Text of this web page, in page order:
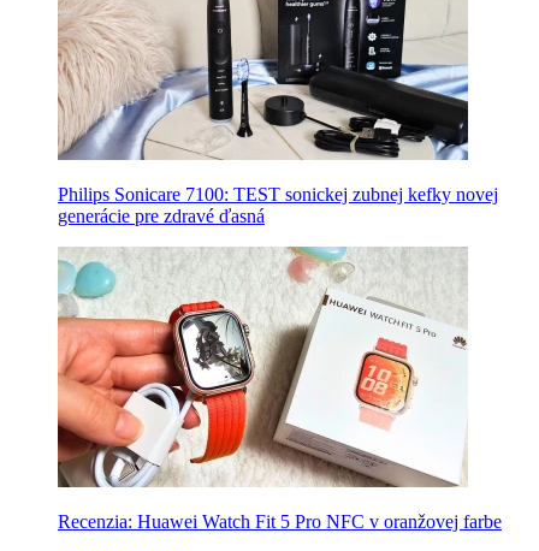
Philips Sonicare 7100: TEST sonickej zubnej kefky novej
generácie pre zdravé ďasná
Recenzia: Huawei Watch Fit 5 Pro NFC v oranžovej farbe